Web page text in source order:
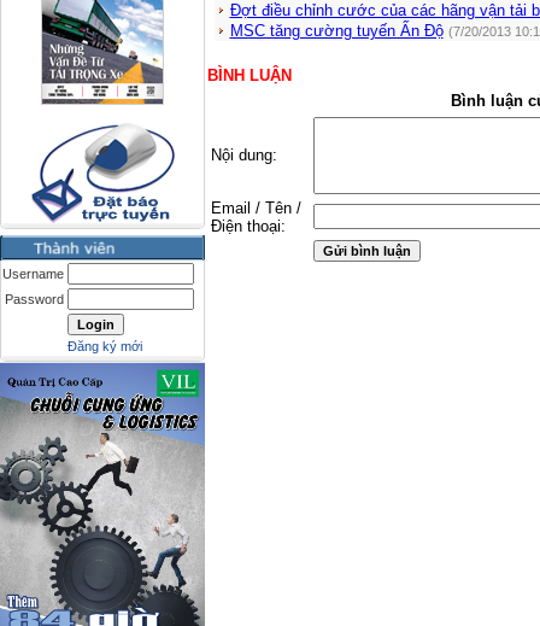
Username
Password
Đăng ký mới
Đợt điều chỉnh cước của các hãng vận tải
MSC tăng cường tuyến Ấn Độ (7/20/2013
BÌNH LUẬN
Bình luận
Nội dung:
Email / Tên /
Điện thoại: